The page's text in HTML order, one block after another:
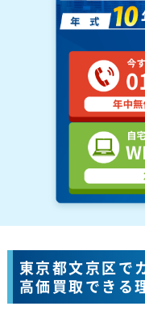
東京都文京区で
高価買取できる